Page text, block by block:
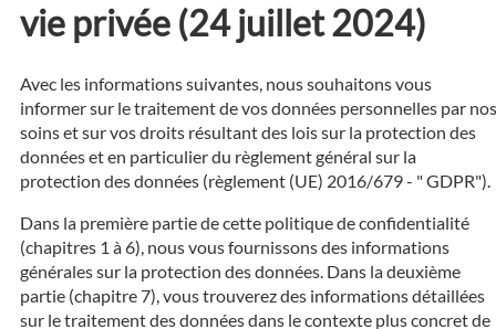
vie privée (24 juillet 2024)
Avec les informations suivantes, nous souhaitons vous
informer sur le traitement de vos données personnelles par nos
soins et sur vos droits résultant des lois sur la protection des
données et en particulier du règlement général sur la
protection des données (règlement (UE) 2016/679 - " GDPR").
Dans la première partie de cette politique de confidentialité
(chapitres 1 à 6), nous vous fournissons des informations
générales sur la protection des données. Dans la deuxième
partie (chapitre 7), vous trouverez des informations détaillées
sur le traitement des données dans le contexte plus concret de